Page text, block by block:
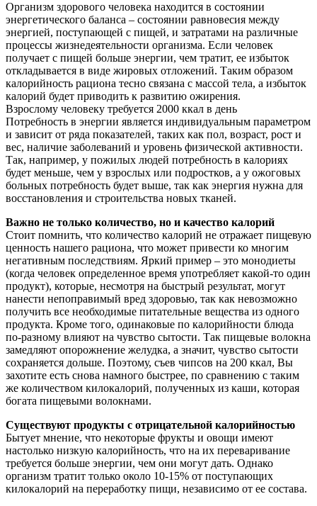
Организм здорового человека находится в состоянии
энергетического баланса – состоянии равновесия между
энергией, поступающей с пищей, и затратами на различные
процессы жизнедеятельности организма. Если человек
получает с пищей больше энергии, чем тратит, ее избыток
откладывается в виде жировых отложений. Таким образом
калорийность рациона тесно связана с массой тела, а избыток
калорий будет приводить к развитию ожирения.
Взрослому человеку требуется 2000 ккал в день
Потребность в энергии является индивидуальным параметром
и зависит от ряда показателей, таких как пол, возраст, рост и
вес, наличие заболеваний и уровень физической активности.
Так, например, у пожилых людей потребность в калориях
будет меньше, чем у взрослых или подростков, а у ожоговых
больных потребность будет выше, так как энергия нужна для
восстановления и строительства новых тканей.
Важно не только количество, но и качество калорий
Стоит помнить, что количество калорий не отражает пищевую
ценность нашего рациона, что может привести ко многим
негативным последствиям. Яркий пример – это монодиеты
(когда человек определенное время употребляет какой-то один
продукт), которые, несмотря на быстрый результат, могут
нанести непоправимый вред здоровью, так как невозможно
получить все необходимые питательные вещества из одного
продукта. Кроме того, одинаковые по калорийности блюда
по-разному влияют на чувство сытости. Так пищевые волокна
замедляют опорожнение желудка, а значит, чувство сытости
сохраняется дольше. Поэтому, съев чипсов на 200 ккал, Вы
захотите есть снова намного быстрее, по сравнению с таким
же количеством килокалорий, полученных из каши, которая
богата пищевыми волокнами.
Существуют продукты с отрицательной калорийностью
Бытует мнение, что некоторые фрукты и овощи имеют
настолько низкую калорийность, что на их переваривание
требуется больше энергии, чем они могут дать. Однако
организм тратит только около 10-15% от поступающих
килокалорий на переработку пищи, независимо от ее состава.